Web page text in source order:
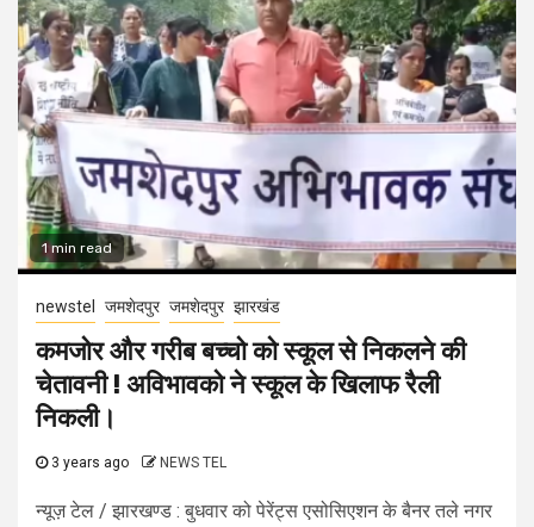
1 min read
newstel जमशेदपुर जमशेदपुर झारखंड
कमजोर और गरीब बच्चो को स्कूल से निकलने की
चेतावनी ! अविभावको ने स्कूल के खिलाफ रैली
निकली।
3 years ago NEWS TEL
न्यूज़ टेल / झारखण्ड : बुधवार को पेरेंट्स एसोसिएशन के बैनर तले नगर